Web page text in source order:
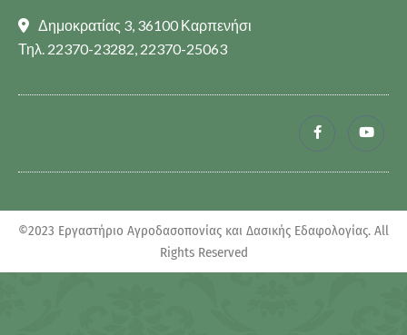
Δημοκρατίας 3, 36100 Καρπενήσι
Τηλ. 22370-23282, 22370-25063
©2023 Εργαστήριο Αγροδασοπονίας και Δασικής Εδαφολογίας. All
Rights Reserved